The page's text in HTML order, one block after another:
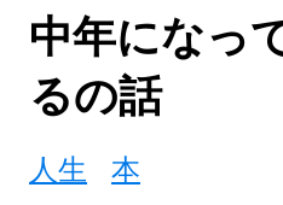
中年になっ
るの話
人生
本